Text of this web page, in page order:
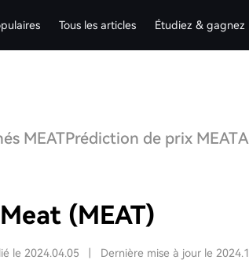
Tous les articles Étudiez & gagnez
MEATPrédiction de prix MEAT
(MEAT)
le 2024.04.05 Dernière mise à jour le